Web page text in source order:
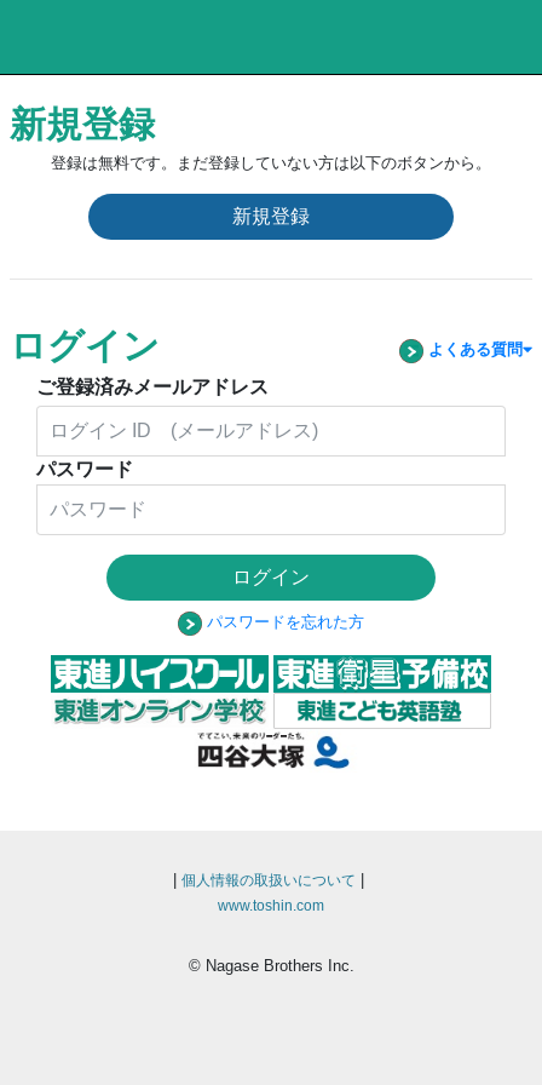
新規登録
登録は無料です。まだ登録していない方は以下のボタンから。
新規登録
ログイン よくある質問
ご登録済みメールアドレス
パスワード
ログイン
パスワードを忘れた方
個人情報の取扱いについて
www.toshin.com
© Nagase Brothers Inc.